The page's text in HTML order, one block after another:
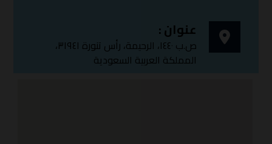
عنوان :
ص.ب ١٤٤٠، الرحيمة، رأس تنورة ٣١٩٤١،
المملكة العربية السعودية